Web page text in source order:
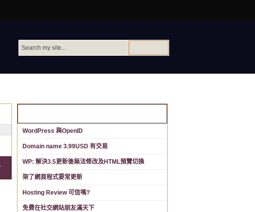
WordPress 與OpenID
Domain name 3.99USD 有交易
WP: 解決3.5更新後無法修改及HTML預覽切換
架了網頁程式要常更新
Hosting Review 可信嗎?
免費在社交網站朋友滿天下